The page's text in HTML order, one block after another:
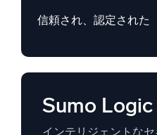
信頼され、認定された
Sumo
インテリジェントな